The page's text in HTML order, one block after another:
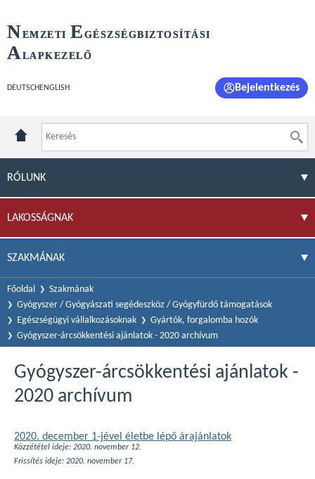
NEMZETI E GÉSZSÉGBIZTOSÍTÁSI
ALAPKEZELŐ
DEUTSCH ENGLISH Bejelentkezés
RÓLUNK
LAKOSSÁGNAK
SZAKMÁNAK
Főoldal
Szakmának
Gyógyszer / Gyógyászati segédeszköz / Gyógyfürdő támogatások
Egészségügyi vállalkozásoknak
Gyártók, forgalomba hozók
Gyógyszer-árcsökkentési ajánlatok - 2020 archívum
Gyógyszer-árcsökkentési ajánlatok -
2020 archívum
2020. december 1-jével életbe lépő árajánlatok
Közzététel ideje: 2020. november 12.
Frissítés ideje: 2020. november 17.